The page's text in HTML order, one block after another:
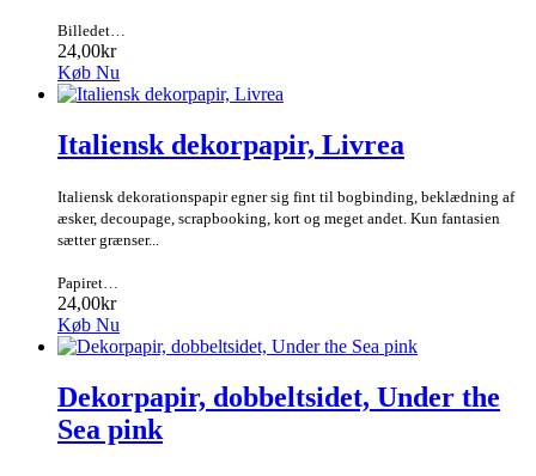
Billedet…
24,00kr
Køb Nu
Italiensk dekorpapir, Livrea
Italiensk dekorationspapir egner sig fint til bogbinding, beklædning af
æsker, decoupage, scrapbooking, kort og meget andet. Kun fantasien
sætter grænser...
Papiret…
24,00kr
Køb Nu
Dekorpapir, dobbeltsidet, Under the
Sea pink